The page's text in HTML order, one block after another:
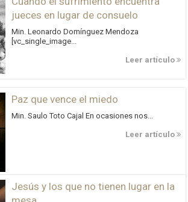
jueces en lugar de consuelo
Min. Leonardo Domínguez Mendoza
[vc_single_image...
Leer artículo
Paz que vence el miedo
Min. Saulo Toto Cajal En ocasiones nos...
Leer artículo
Jesús y los que no tienen lugar en la